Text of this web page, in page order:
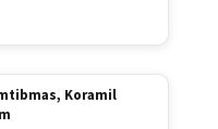
Koramil